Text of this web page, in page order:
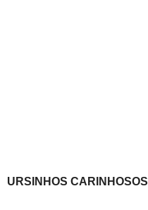
URSINHOS CARINHOSOS